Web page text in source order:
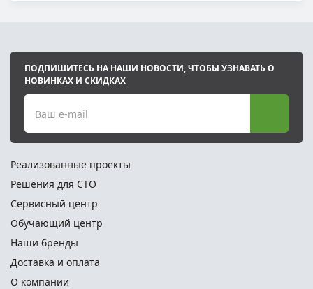
ПОДПИШИТЕСЬ НА НАШИ НОВОСТИ, ЧТОБЫ УЗНАВАТЬ О
НОВИНКАХ И СКИДКАХ
Ваш e-mail
Реализованные проекты
Решения для СТО
Сервисный центр
Обучающий центр
Наши бренды
Доставка и оплата
О компании